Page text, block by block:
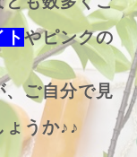
トやピンクの
、ご自分で見
うか♪♪